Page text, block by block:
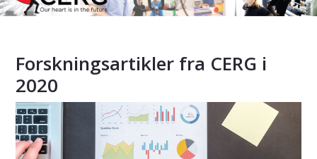
Forskningsartikler fra CERG i
2020